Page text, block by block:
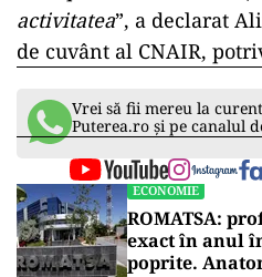
activitatea”, a declarat
de cuvânt al CNAIR,
Vrei să fii mereu la
Puterea.ro și pe canalul
ECONOMIE
ROMATSA:
exact în anul
poprite.